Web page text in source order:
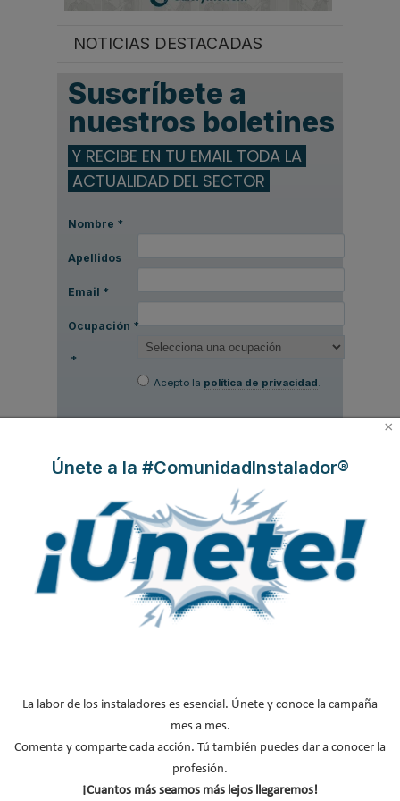
NOTICIAS DESTACADAS
Suscríbete a
nuestros boletines
Y RECIBE EN TU EMAIL TODA LA
ACTUALIDAD DEL SECTOR
Nombre *
Apellidos
Email *
Ocupación *
*
Acepto la política de privacidad.
No soy un robot
Enviar
LO MÁS VISTO
El precio del pellet vuelve a subir…
Recuperadores de calor: qué son, cómo
funcionan y cuándo son…
×
Únete a la #ComunidadInstalador®
La labor de los instaladores es esencial. Únete y conoce la campaña
mes a mes.
Comenta y comparte cada acción. Tú también puedes dar a conocer la
profesión.
¡Cuantos más seamos más lejos llegaremos!